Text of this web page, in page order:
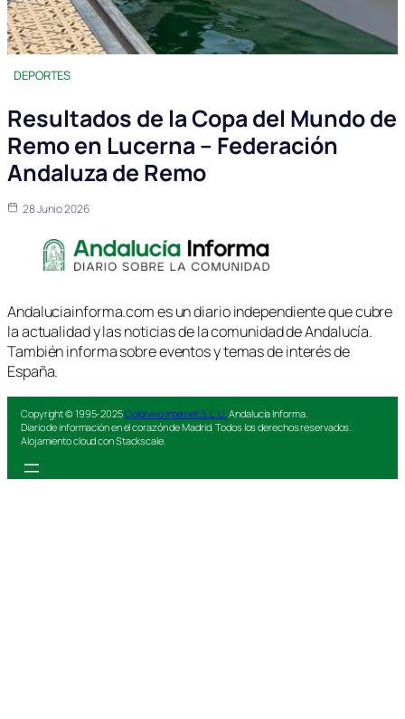
DEPORTES
Resultados de la Copa del Mundo de
Remo en Lucerna – Federación
Andaluza de Remo
28 Junio 2026
Andaluciainforma.com es un diario independiente que cubre
la actualidad y las noticias de la comunidad de Andalucía.
También informa sobre eventos y temas de interés de
España.
Copyright © 1995-2025Colorvivo Internet S.L.U. Andalucía Informa.
Diario de información en el corazón de Madrid. Todos los derechos reservados.
Alojamiento cloud con Stackscale.